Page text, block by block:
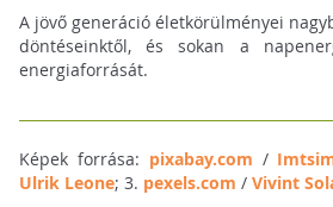
A jövő generáció életkörülményei
döntéseinktől, és sokan a
energiaforrását.
Képek forrása: pixabay.com /
Ulrik Leone; 3. pexels.com / Vivint